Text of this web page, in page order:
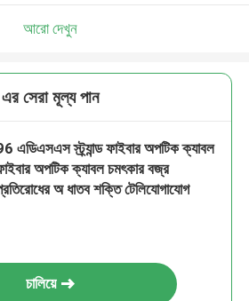
আরো দেখুন
এর সেরা মূল্য পান
এডিএসএস স্ট্র্যান্ড ফাইবার অপটিক ক্যাবল
অপটিক ক্যাবল চমৎকার বজ্র
অ ধাতব শক্তি টেলিযোগাযোগ
চালিয়ে